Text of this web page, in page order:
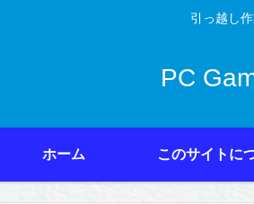
引っ越し
PC
ホーム このサイトに